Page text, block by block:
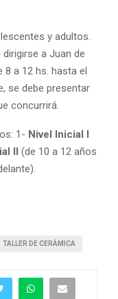
y adultos.
a Juan de
8 a 12 hs. hasta el
se debe presentar
concurrirá.
1- Nivel Inicial I
II (de 10 a 12 años
TALLER DE CERÁMICA